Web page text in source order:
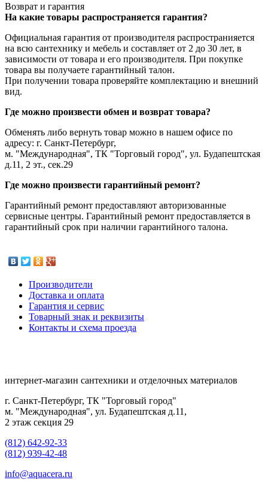
Возврат и гарантия
На какие товары распространяется гарантия?
Официальная гарантия от производителя распространияется
на всю сантехнику и мебель и составляет от 2 до 30 лет, в
зависимости от товара и его производителя. При покупке
товара вы получаете гарантийный талон.
При получении товара проверяйте комплектацию и внешний
вид.
Где можно произвести обмен и возврат товара?
Обменять либо вернуть товар можно в нашем офисе по
адресу: г. Санкт-Петербург,
м. "Международная", ТК "Торговый город", ул. Будапештская
д.11, 2 эт., сек.29
Где можно произвести гарантийный ремонт?
Гарантийный ремонт предоставляют авторизованные
сервисные центры. Гарантийный ремонт предоставляется в
гарантийный срок при наличии гарантийного талона.
Производители
Доставка и оплата
Гарантия и сервис
Товарный знак и реквизиты
Контакты и схема проезда
интернет-магазин сантехники и отделочных материалов
г. Санкт-Петербург, ТК "Торговый город"
м. "Международная", ул. Будапештская д.11,
2 этаж секция 29
(812) 642-92-33
(812) 939-42-48
info@aquacera.ru